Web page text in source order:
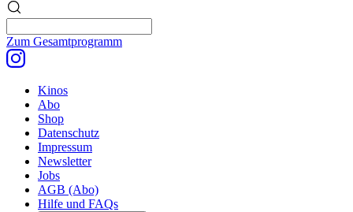
Zum Gesamtprogramm
Kinos
Abo
Shop
Datenschutz
Impressum
Newsletter
Jobs
AGB (Abo)
Hilfe und FAQs